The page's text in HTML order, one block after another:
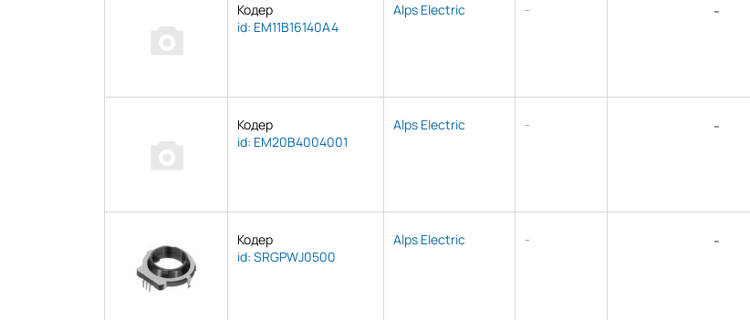
Кодер
id: EM11B16140A4
Alps Electric - -
Кодер
id: EM20B4004001
Alps Electric - -
Кодер
id: SRGPWJ0500
Alps Electric - -